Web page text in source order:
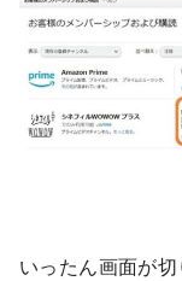
いったん画面が